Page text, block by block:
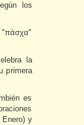
los
la
primera
es
y